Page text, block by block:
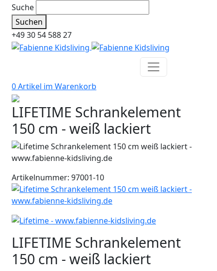
Suche
Suchen
+49 30 54 588 27
0 Artikel im Warenkorb
LIFETIME Schrankelement
150 cm - weiß lackiert
Artikelnummer: 97001-10
LIFETIME Schrankelement
150 cm - weiß lackiert